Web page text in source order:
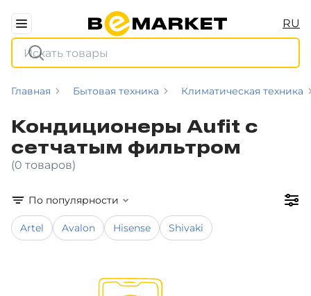
RU
Главная Бытовая техника Климатическая техника
Кондиционеры Aufit с
сетчатым фильтром
(0 товаров)
По популярности
Artel Avalon Hisense Shivaki